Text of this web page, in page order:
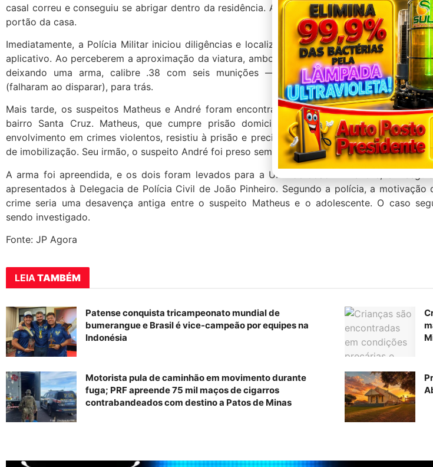
casal correu e conseguiu se abrigar dentro da residência. Alguns tiros atingiram a maçaneta
portão da casa.
Imediatamente, a Polícia Militar iniciou diligências e localizou os irmãos dentro de um carro
aplicativo. Ao perceberem a aproximação da viatura, ambos saltaram do veículo e fugiram a
deixando uma arma, calibre .38 com seis munições — quatro intactas e duas
(falharam ao disparar), para trás.
Mais tarde, os suspeitos Matheus e André foram encontrados em uma residência próxima,
bairro Santa Cruz. Matheus, que cumpre prisão domiciliar com tornozeleira eletrônica
envolvimento em crimes violentos, resistiu à prisão e precisou ser contido com uso de
de imobilização. Seu irmão, o suspeito André foi preso sem apresentar resistência.
A arma foi apreendida, e os dois foram levados para a UPA de João Pinheiro e, em
apresentados à Delegacia de Polícia Civil de João Pinheiro. Segundo a polícia, a motivação
crime seria uma desavença antiga entre o suspeito Matheus e o adolescente. O caso
sendo investigado.
Fonte: JP Agora
LEIA TAMBÉM
Patense conquista tricampeonato mundial de
bumerangue e Brasil é vice-campeão por equipes na
Indonésia
Motorista pula de caminhão em movimento durante
fuga; PRF apreende 75 mil maços de cigarros
contrabandeados com destino a Patos de Minas